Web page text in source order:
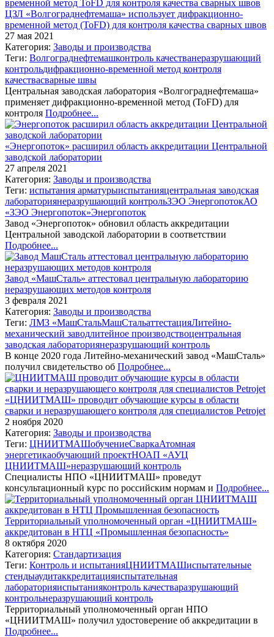
ЦЗЛ «Волгограднефтемаша» использует дифракционно-
временной метод (ToFD) для контроля качества сварных швов
27 мая 2021
Категория: Заводы и производства
Теги: Волгограднефтемашконтроль качестванеразрушающий
контрольдифракционно-временной метод контроля
качествасварные швы
Центральная заводская лаборатория «Волгограднефтемаша»
применяет дифракционно-временной метод (ToFD) для
контроля Подробнее...
«Энергопоток» расширил область аккредитации Центральной
заводской лаборатории
27 апреля 2021
Категория: Заводы и производства
Теги: испытания арматурыиспытанияцентральная заводская
лабораториянеразрушающий контрольЗЭО ЭнергопотокАО
«ЗЭО Энергопоток»Энергопоток
Завод «Энергопоток» обновил область аккредитации
Центральной заводской лаборатории в соответствии
Подробнее...
Завод «МашСталь» аттестовал центральную лабораторию
неразрушающих методов контроля
3 февраля 2021
Категория: Заводы и производства
Теги: ЛМЗ «МашСтальМашСтальаттестацияЛитейно-
механический заводлитейное производствоцентральная
заводская лабораториянеразрушающий контроль
В конце 2020 года Литейно-механический завод «МашСталь»
получил свидетельство об Подробнее...
«ЦНИИТМАШ» проводит обучающие курсы в области
сварки и неразрушающего контроля для специалистов Petrojet
2 ноября 2020
Категория: Заводы и производства
Теги: ЦНИИТМАШобучениеСваркаАтомная
энергетикаобучающий проектНОАП «АУЦ
ЦНИИТМАШ»неразрушающий контроль
Специалисты НПО «ЦНИИТМАШ» проведут
консультационный курс по российским нормам и Подробнее...
Территориальный уполномоченный орган «ЦНИИТМАШ»
аккредитован в НТЦ «Промышленная безопасность»
8 октября 2020
Категория: Стандартизация
Теги: Контроль и испытанияЦНИИТМАШиспытательные
стендыаудитаккредитацияиспытательная
лабораторияиспытанияконтроль качестваразрушающий
контрольнеразрушающий контроль
Территориальный уполномоченный орган НПО
«ЦНИИТМАШ» получил удостоверение об аккредитации в
Подробнее...